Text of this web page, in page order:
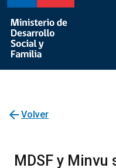
arrow_back Volver
MDSF y Minvu